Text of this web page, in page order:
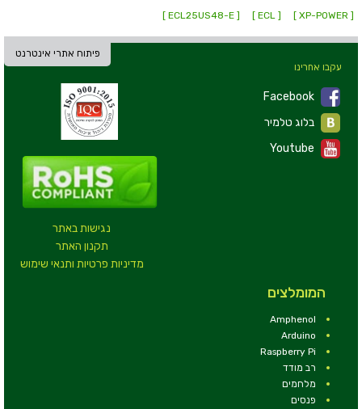
[ XP-POWER ]
[ ECL ]
[ ECL25US48-E ]
פיתוח אתרי אינטרנט
נגישות באתר
תקנון האתר
מדיניות פרטיות ותנאי שימוש
עקבו אחרינו
Facebook
Youtube
המומלצים
Amphenol
Arduino
Raspberry Pi
רב מודד
מלחמים
פנסים